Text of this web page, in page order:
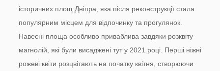
історичних площ Дніпра, яка після реконструкції стала
популярним місцем для відпочинку та прогулянок.
Навесні площа особливо приваблива завдяки розквіту
магнолій, які були висаджені тут у 2021 році. Перші ніжні
рожеві квіти розцвітають на початку квітня, створюючи